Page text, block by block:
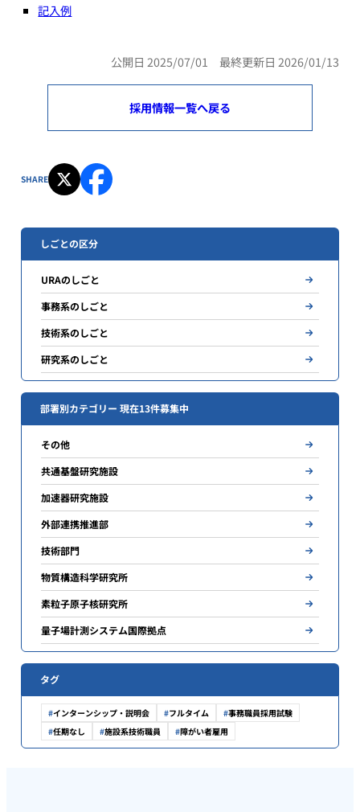
記入例
公開日 2025/07/01 最終更新日 2026/01/13
採用情報一覧へ戻る
SHARE
しごとの区分
URAのしごと
事務系のしごと
技術系のしごと
研究系のしごと
部署別カテゴリー 現在13件募集中
その他
共通基盤研究施設
加速器研究施設
外部連携推進部
技術部門
物質構造科学研究所
素粒子原子核研究所
量子場計測システム国際拠点
タグ
インターンシップ・説明会 フルタイム
事務職員採用試験
任期なし
施設系技術職員 障がい者雇用